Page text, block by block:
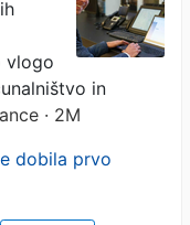
vlogo
in
· 2M
dobila prvo